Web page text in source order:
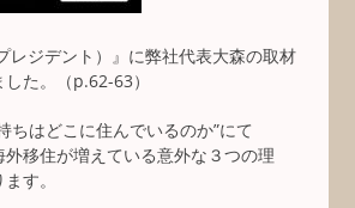
レジデント）』に弊社代表大森の取材
た。（p.62-63）
ちはどこに住んでいるのか”にて
外移住が増えている意外な３つの理
す。